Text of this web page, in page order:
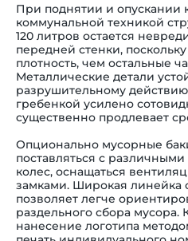
При поднятии и опускании
коммунальной техникой
120 литров остается
передней стенки,
плотность, чем остальные
Металлические детали
разрушительному
гребенкой усилено
существенно продлевает
Опционально мусорные
поставляться с
колес, оснащаться
замками. Широкая линейка
позволяет легче
раздельного сбора
нанесение логотипа